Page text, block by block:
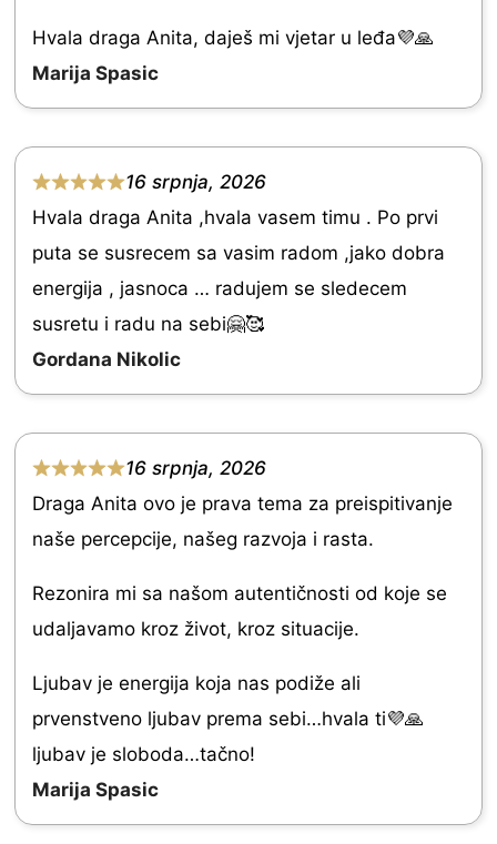
f
5
e
d
5
.
0
o
u
t
o
f
5
Hvala draga Anita, daješ mi vjetar u leđa💜🙏
Marija Spasic
R
e
o
u
t
o
f
16 srpnja, 2026
Hvala draga Anita ,hvala vasem timu . Po prvi
puta se susrecem sa vasim radom ,jako dobra
energija , jasnoca … radujem se sledecem
susretu i radu na sebi🤗🥰
Gordana Nikolic
R
t
e
d
.
0
o
u
16 srpnja, 2026
Draga Anita ovo je prava tema za preispitivanje
naše percepcije, našeg razvoja i rasta.
Rezonira mi sa našom autentičnosti od koje se
udaljavamo kroz život, kroz situacije.
Ljubav je energija koja nas podiže ali
prvenstveno ljubav prema sebi…hvala ti💜🙏
ljubav je sloboda…tačno!
Marija Spasic